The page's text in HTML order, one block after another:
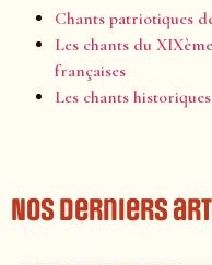
Chants patriotiques
Les chants du
françaises
Les chants
Nos derniers